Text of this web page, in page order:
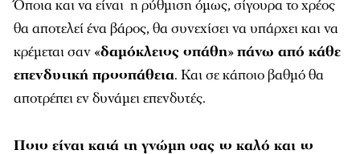
κρέμεται σαν «δαμόκλειος σπάθη»πάνω από κάθε
επενδυτική προσπάθεια. Και σε κάποιο βαθμό θα
αποτρέπει εν δυνάμει επενδυτές.
Ποιο είναι κατά τη γνώμη σας το καλό και το